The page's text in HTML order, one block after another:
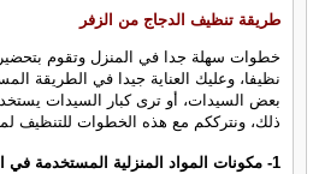
طريقة تنظيف الدجاج من الزفر
خطوات سهلة جدا في المنزل وتقوم
نظيفا، وعليك العناية جيدا في الطريقة
بعض السيدات، أو ترى كبار السيدات
ذلك، ونترككم مع هذه الخطوات للتنظيف
1- مكونات المواد المنزلية المستخدمة في التنظيف للدجاج